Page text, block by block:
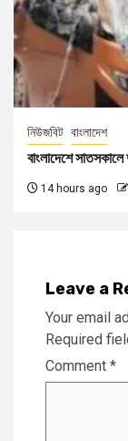
নিউজবিট বাংলাদেশ
বাংলাদেশে
14 hours ago
Leave a
Your email
Required
Comment *